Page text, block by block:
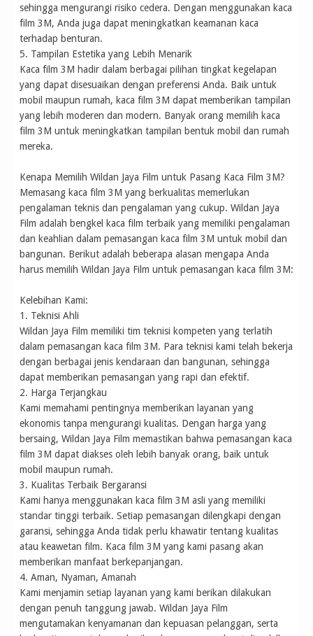
sehingga mengurangi risiko cedera. Dengan menggunakan kaca
film 3M, Anda juga dapat meningkatkan keamanan kaca
terhadap benturan.
5. Tampilan Estetika yang Lebih Menarik
Kaca film 3M hadir dalam berbagai pilihan tingkat kegelapan
yang dapat disesuaikan dengan preferensi Anda. Baik untuk
mobil maupun rumah, kaca film 3M dapat memberikan tampilan
yang lebih moderen dan modern. Banyak orang memilih kaca
film 3M untuk meningkatkan tampilan bentuk mobil dan rumah
mereka.
Kenapa Memilih Wildan Jaya Film untuk Pasang Kaca Film 3M?
Memasang kaca film 3M yang berkualitas memerlukan
pengalaman teknis dan pengalaman yang cukup. Wildan Jaya
Film adalah bengkel kaca film terbaik yang memiliki pengalaman
dan keahlian dalam pemasangan kaca film 3M untuk mobil dan
bangunan. Berikut adalah beberapa alasan mengapa Anda
harus memilih Wildan Jaya Film untuk pemasangan kaca film 3M:
Kelebihan Kami:
1. Teknisi Ahli
Wildan Jaya Film memiliki tim teknisi kompeten yang terlatih
dalam pemasangan kaca film 3M. Para teknisi kami telah bekerja
dengan berbagai jenis kendaraan dan bangunan, sehingga
dapat memberikan pemasangan yang rapi dan efektif.
2. Harga Terjangkau
Kami memahami pentingnya memberikan layanan yang
ekonomis tanpa mengurangi kualitas. Dengan harga yang
bersaing, Wildan Jaya Film memastikan bahwa pemasangan kaca
film 3M dapat diakses oleh lebih banyak orang, baik untuk
mobil maupun rumah.
3. Kualitas Terbaik Bergaransi
Kami hanya menggunakan kaca film 3M asli yang memiliki
standar tinggi terbaik. Setiap pemasangan dilengkapi dengan
garansi, sehingga Anda tidak perlu khawatir tentang kualitas
atau keawetan film. Kaca film 3M yang kami pasang akan
memberikan manfaat berkepanjangan.
4. Aman, Nyaman, Amanah
Kami menjamin setiap layanan yang kami berikan dilakukan
dengan penuh tanggung jawab. Wildan Jaya Film
mengutamakan kenyamanan dan kepuasan pelanggan, serta